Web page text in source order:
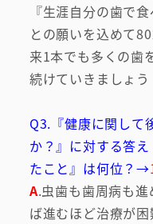
『生涯自分の歯で
との願いを込めて
来1本でも多くの歯
続けていきましょう
Q3.『健康に関して
か？』に対する答
たこと』は何位？→
A.虫歯も歯周病も進
ば進むほど治療が困